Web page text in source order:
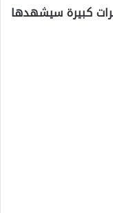
كبيرة سيشهدها